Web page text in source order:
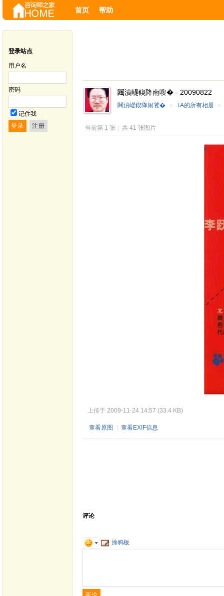
首页 帮助
登录站点
用户名
密码
记住我
閮濆崼鍥降南嗖� - 20090822
閮濆崼鍥降闹饕� » TA的所有相册 »
当前第 1 张 共 41 张图片
上传于 2009-11-24 14:57 (33.4 KB)
查看原图 | 查看EXIF信息
评论
涂鸦板